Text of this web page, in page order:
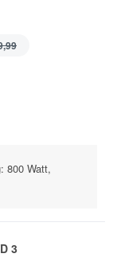
800 Watt,
3